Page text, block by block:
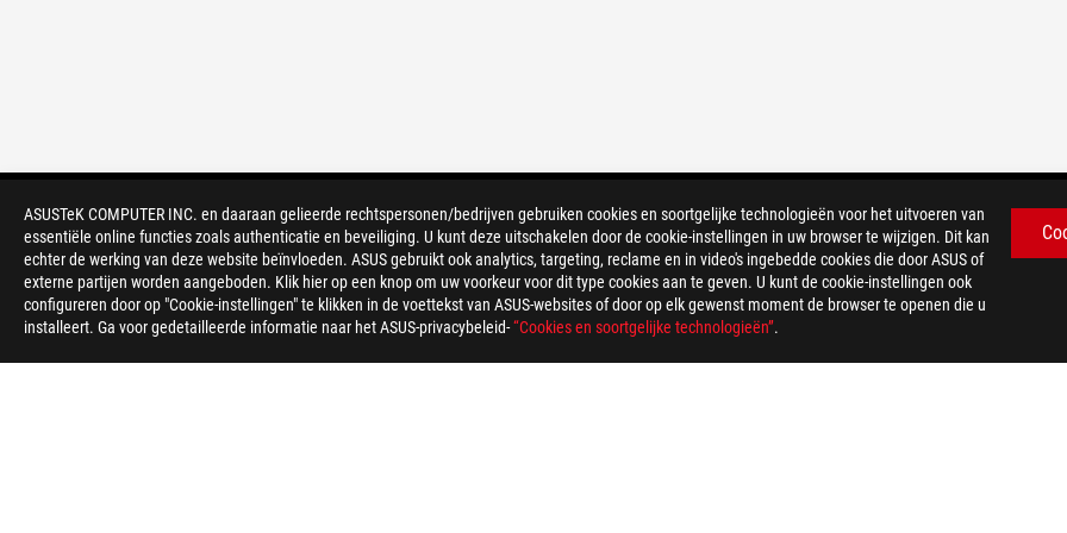
ASUSTeK COMPUTER INC. en daaraan gelieerde rechtspersonen/bedrijven gebruiken cookies en soortgelijke technologieën voor het uitvoeren van
essentiële online functies zoals authenticatie en beveiliging. U kunt deze uitschakelen door de cookie-instellingen in uw browser te wijzigen. Dit kan
echter de werking van deze website beïnvloeden. ASUS gebruikt ook analytics, targeting, reclame en in video's ingebedde cookies die door ASUS of
externe partijen worden aangeboden. Klik hier op een knop om uw voorkeur voor dit type cookies aan te geven. U kunt de cookie-instellingen ook
configureren door op "Cookie-instellingen" te klikken in de voettekst van ASUS-websites of door op elk gewenst moment de browser te openen die u
installeert. Ga voor gedetailleerde informatie naar het ASUS-privacybeleid-“Cookies en soortgelijke technologieën”.
GAMING MOEDERBORDEN ROG STRIX
ONDERSTEUNDE BETAALMETHODE